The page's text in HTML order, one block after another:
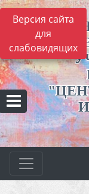
Версия сайта
для
слабовидящих